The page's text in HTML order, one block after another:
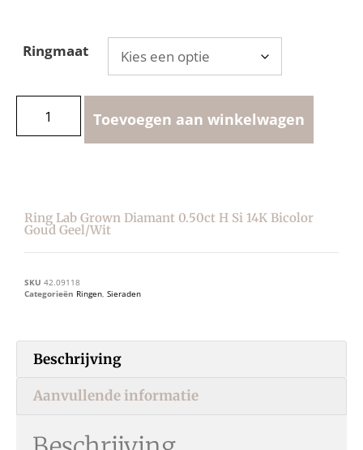
Ringmaat
Toevoegen aan winkelwagen
Ring Lab Grown Diamant 0.50ct H Si 14K Bicolor
Goud Geel/wit
SKU 42.09118
Categorieën Ringen, Sieraden
Beschrijving
Aanvullende informatie